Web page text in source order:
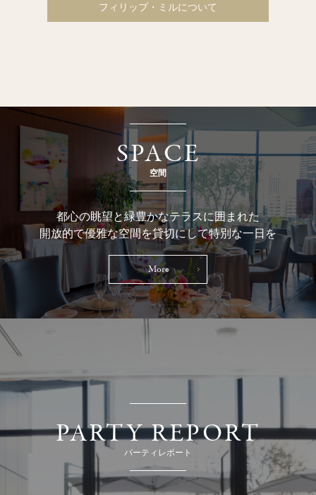
フィリップ・ミルについて
SPACE
空間
都心の眺望と緑豊かなテラスに囲まれた
開放的で優雅な空間を貸切にして特別な一日を
More
PARTY REPORT
パーティレポート